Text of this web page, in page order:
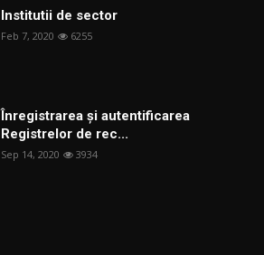
Institutii de sector
Feb 7, 2020 6255
Înregistrarea și autentificarea
Registrelor de rec...
Sep 14, 2020 3934